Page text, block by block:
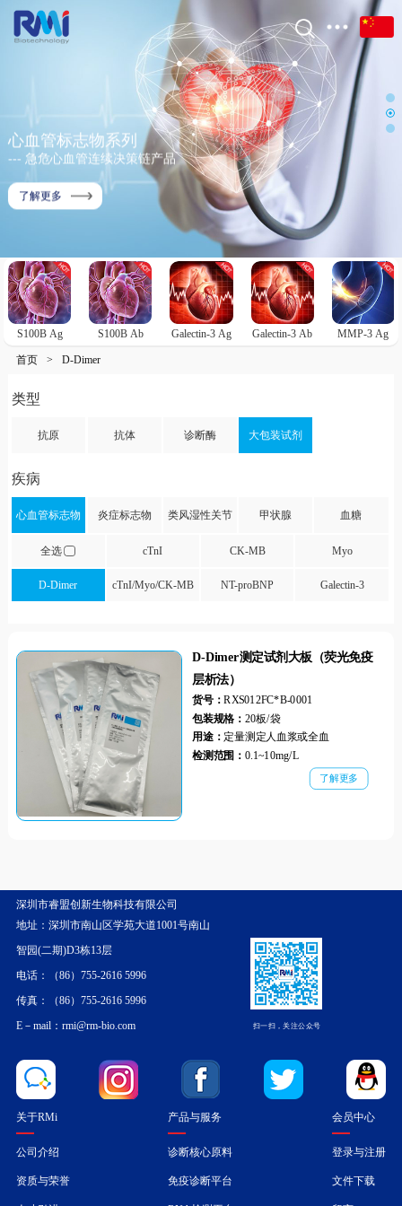
心血管标志物系列
--- 急危心血管连续决策链产品
了解更多
S100B Ag S100B Ab Galectin-3 Ag Galectin-3 Ab MMP-3 Ag
首页 > D-Dimer
类型
抗原 抗体 诊断酶 大包装试剂
疾病
心血管标志物 炎症标志物 类风湿性关节 甲状腺 血糖
全选 cTnI CK-MB Myo
D-Dimer cTnI/Myo/CK-MB NT-proBNP Galectin-3
D-Dimer测定试剂大板（荧光免疫
层析法）
货号：RXS012FC*B-0001
包装规格：20板/袋
用途： 定量测定人血浆或全血
检测范围：0.1~10mg/L
了解更多
深圳市睿盟创新生物科技有限公司
地址：深圳市南山区学苑大道1001号南山
智园(二期)D3栋13层
电话：（86）755-2616 5996
传真：（86）755-2616 5996
E－mail：rmi@rm-bio.com
扫一扫，关注公众号
关于RMi
公司介绍
资质与荣誉
产品与服务
诊断核心原料
免疫诊断平台
会员中心
登录与注册
文件下载